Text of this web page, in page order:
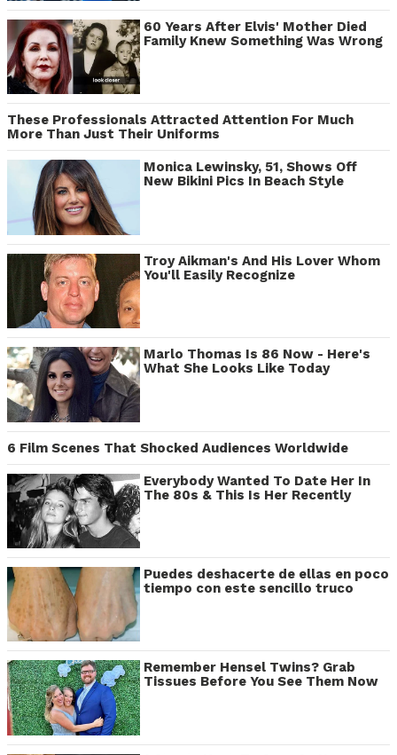
60 Years After Elvis' Mother Died
Family Knew Something Was Wrong
These Professionals Attracted Attention For Much
More Than Just Their Uniforms
Monica Lewinsky, 51, Shows Off
New Bikini Pics In Beach Style
Troy Aikman's And His Lover Whom
You'll Easily Recognize
Marlo Thomas Is 86 Now - Here's
What She Looks Like Today
6 Film Scenes That Shocked Audiences Worldwide
Everybody Wanted To Date Her In
The 80s & This Is Her Recently
Puedes deshacerte de ellas en poco
tiempo con este sencillo truco
Remember Hensel Twins? Grab
Tissues Before You See Them Now